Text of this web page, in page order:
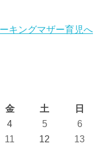
金 土
日
4 5
6
11 12
13